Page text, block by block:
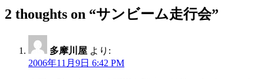
2 thoughts on “サンビーム走行会”
多摩川屋 より:
2006年11月9日 6:42 PM